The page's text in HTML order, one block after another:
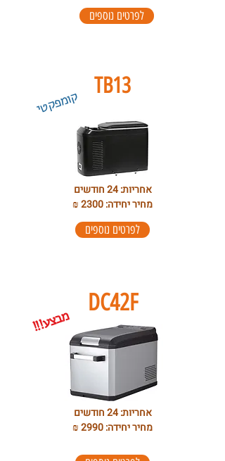
לפרטים נוספים
TB13
קומפקטי
אחריות: 24 חודשים
מחיר יחידה: 2300 ₪
לפרטים נוספים
DC42F
!!!מב
צע
אחריות: 24 חודשים
מחיר יחידה: 2990 ₪